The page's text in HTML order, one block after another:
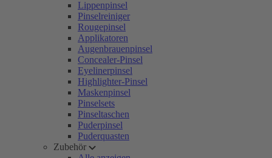
Lippenpinsel
Pinselreiniger
Rougepinsel
Applikatoren
Augenbrauenpinsel
Concealer-Pinsel
Eyelinerpinsel
Highlighter-Pinsel
Maskenpinsel
Pinselsets
Pinseltaschen
Puderpinsel
Puderquasten
Zubehör